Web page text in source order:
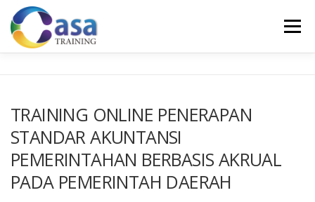
Lompat
konten
Menu
KONTAK KAMI SERTIFIKASI
TRAINING ONLINE PENERAPAN
STANDAR AKUNTANSI
PEMERINTAHAN BERBASIS AKRUAL
PADA PEMERINTAH DAERAH